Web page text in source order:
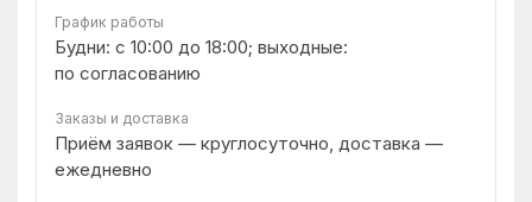
График работы
Будни: с 10:00 до 18:00; выходные:
по согласованию
Заказы и доставка
Приём заявок — круглосуточно, доставка —
ежедневно